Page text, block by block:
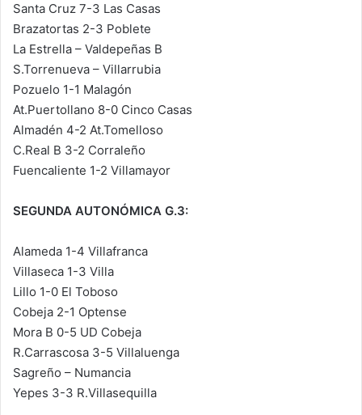
Santa Cruz 7-3 Las Casas
Brazatortas 2-3 Poblete
La Estrella – Valdepeñas B
S.Torrenueva – Villarrubia
Pozuelo 1-1 Malagón
At.Puertollano 8-0 Cinco Casas
Almadén 4-2 At.Tomelloso
C.Real B 3-2 Corraleño
Fuencaliente 1-2 Villamayor
SEGUNDA AUTONÓMICA G.3:
Alameda 1-4 Villafranca
Villaseca 1-3 Villa
Lillo 1-0 El Toboso
Cobeja 2-1 Optense
Mora B 0-5 UD Cobeja
R.Carrascosa 3-5 Villaluenga
Sagreño – Numancia
Yepes 3-3 R.Villasequilla